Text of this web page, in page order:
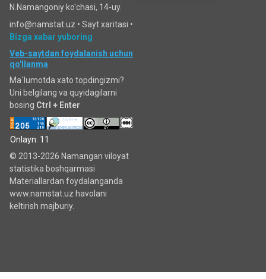
N.Namangoniy ko'chasi, 14-uy.
info@namstat.uz • Sayt xaritasi •
Bizga xabar yuboring
Veb-saytdan foydalanish uchun
qo'llanma
Ma`lumotda xato topdingizmi?
Uni belgilang va quyidagilarni
bosing Ctrl + Enter
Onlayn: 11
© 2013-2026 Namangan viloyat
statistika boshqarmasi
Materiallardan foydalanganda
www.namstat.uz havolani
keltirish majburiy.